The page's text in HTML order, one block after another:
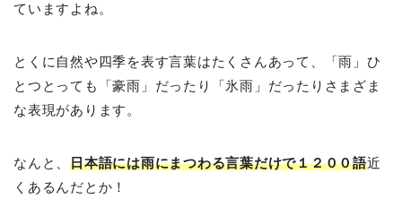
ていますよね。
とくに自然や四季を表す言葉はたくさんあって、「雨」ひ
とつとっても「豪雨」だったり「氷雨」だったりさまざま
な表現があります。
なんと、日本語には雨にまつわる言葉だけで１２００語近
くあるんだとか！